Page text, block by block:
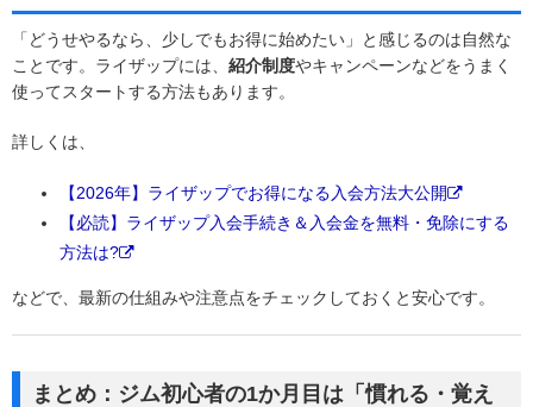
「どうせやるなら、少しでもお得に始めたい」と感じるのは自然な
ことです。ライザップには、 紹介制度やキャンペーンなどをうまく
使ってスタートする方法もあります。
詳しくは、
【2026年】ライザップでお得になる入会方法大公開
【必読】ライザップ入会手続き＆入会金を無料・免除にする
方法は?
などで、最新の仕組みや注意点をチェックしておくと安心です。
まとめ：ジム初心者の1か月目は「慣れる・覚え